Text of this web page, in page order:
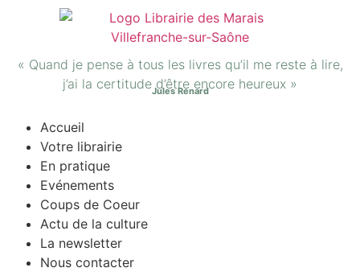
« Quand je pense à tous les livres qu’il me reste à lire,
j’ai la certitude d’être encore heureux »
Jules Renard
Accueil
Votre librairie
En pratique
Evénements
Coups de Coeur
Actu de la culture
La newsletter
Nous contacter